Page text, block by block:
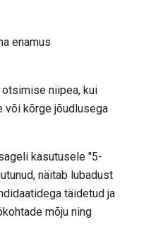
enamus
otsimise niipea, kui
või kõrge jõudlusega
kasutusele "5-
näitab lubadust
täidetud ja
mõju ning